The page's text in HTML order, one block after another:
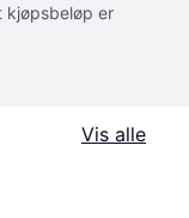
kjøpsbeløp er
Vis alle